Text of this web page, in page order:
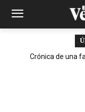
Crónica de una